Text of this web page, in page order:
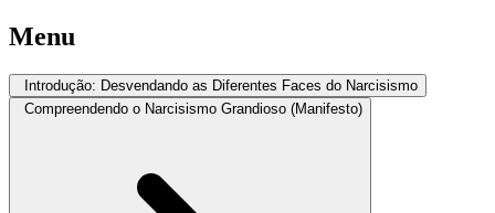
Menu
Introdução: Desvendando as Diferentes Faces do Narcisismo
Compreendendo o Narcisismo Grandioso (Manifesto)